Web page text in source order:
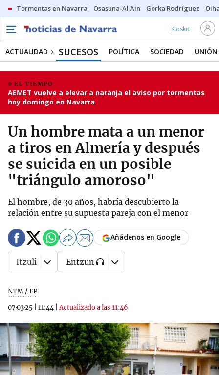
Tormentas en Navarra Osasuna-Al Ain Gorka Rodríguez
Kiosko
ACTUALIDAD SUCESOS POLÍTICA SOCIEDAD UNIÓN
EL TIEMPO
AEMET vuelve a elevar a naranja el aviso por tormentas
hoy domingo en Navarra
Un hombre mata a un menor
a tiros en Almería y después
se suicida en un posible
"triángulo amoroso"
El hombre, de 30 años, habría descubierto la
relación entre su supuesta pareja con el menor
NTM / EP
07·03·25
11:44 |Actualizado a las 11:46
Añádenos en Google
Itzuli Entzun